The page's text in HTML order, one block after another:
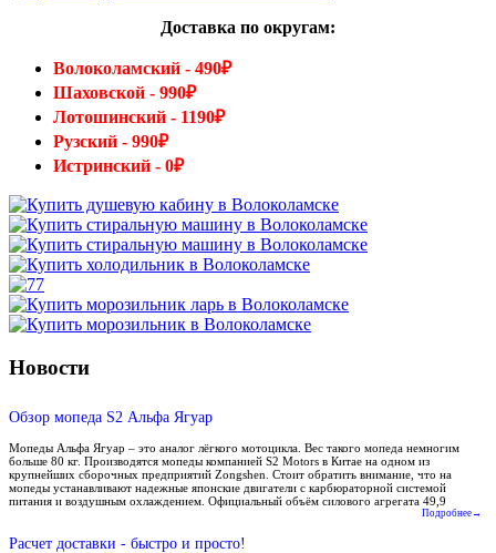
Доставка по округам:
Волоколамский - 490₽
Шаховской - 990₽
Лотошинский - 1190₽
Рузский - 990₽
Истринский - 0₽
Новости
Обзор мопеда S2 Альфа Ягуар
Мопеды Альфа Ягуар – это аналог лёгкого мотоцикла. Вес такого мопеда немногим
больше 80 кг. Производятся мопеды компанией S2 Motors в Китае на одном из
крупнейших сборочных предприятий Zongshen. Стоит обратить внимание, что на
мопеды устанавливают надежные японские двигатели с карбюраторной системой
питания и воздушным охлаждением. Официальный объём силового агрегата 49,9
Подробнее→
Расчет доставки - быстро и просто!